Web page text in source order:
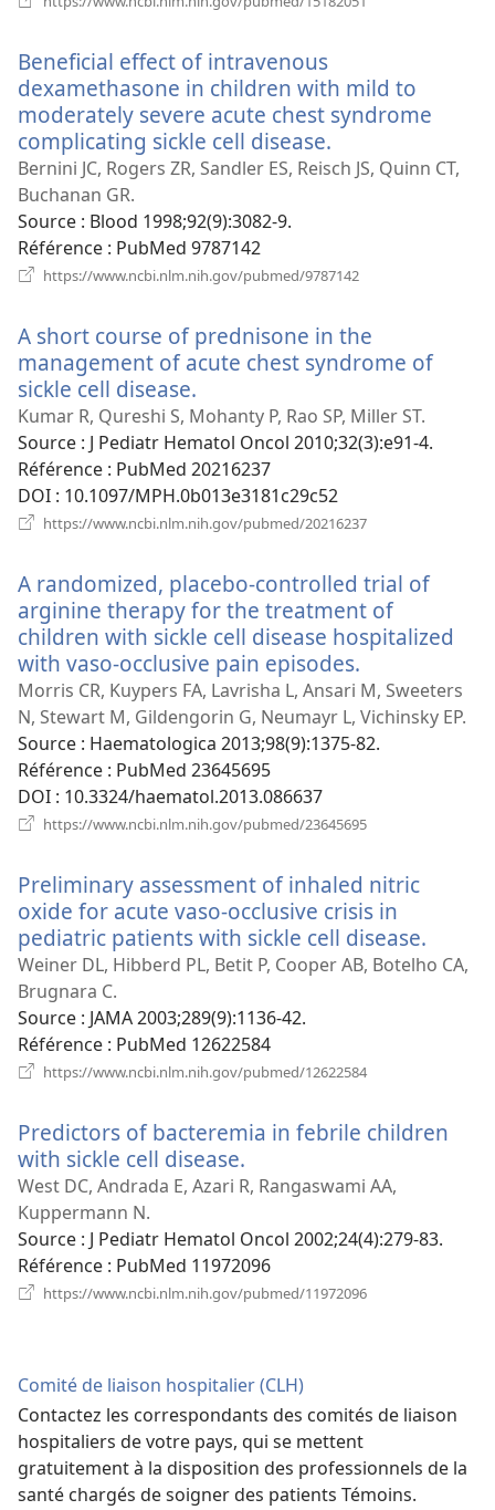
Beneficial effect of intravenous
dexamethasone in children with mild to
moderately severe acute chest syndrome
complicating sickle cell disease.
une
Bernini JC, Rogers ZR, Sandler ES, Reisch JS, Quinn CT,
Buchanan GR.
Source ‎: Blood 1998;92(9):3082-9.
Référence ‎: PubMed 9787142
https://www.ncbi.nlm.nih.gov/pubmed/9787142
fenêtre)
A short course of prednisone in the
management of acute chest syndrome of
sickle cell disease.
une
nouvelle
fenêtre)
Kumar R, Qureshi S, Mohanty P, Rao SP, Miller ST.
Source ‎: J Pediatr Hematol Oncol 2010;32(3):e91-4.
Référence ‎: PubMed 20216237
DOI ‎: 10.1097/MPH.0b013e3181c29c52
https://www.ncbi.nlm.nih.gov/pubmed/20216237
fenêtre)
A randomized, placebo-controlled trial of
arginine therapy for the treatment of
children with sickle cell disease hospitalized
with vaso-occlusive pain episodes.
une
nouvelle
fenêtre)
Morris CR, Kuypers FA, Lavrisha L, Ansari M, Sweeters
N, Stewart M, Gildengorin G, Neumayr L, Vichinsky EP.
Source ‎: Haematologica 2013;98(9):1375-82.
Référence ‎: PubMed 23645695
DOI ‎: 10.3324/haematol.2013.086637
https://www.ncbi.nlm.nih.gov/pubmed/23645695
fenêtre)
Preliminary assessment of inhaled nitric
oxide for acute vaso-occlusive crisis in
pediatric patients with sickle cell disease.
une
Weiner DL, Hibberd PL, Betit P, Cooper AB, Botelho CA,
Brugnara C.
Source ‎: JAMA 2003;289(9):1136-42.
Référence ‎: PubMed 12622584
https://www.ncbi.nlm.nih.gov/pubmed/12622584
fenêtre)
Predictors of bacteremia in febrile children
with sickle cell disease.
une
fenêtre)
West DC, Andrada E, Azari R, Rangaswami AA,
Kuppermann N.
Source ‎: J Pediatr Hematol Oncol 2002;24(4):279-83.
Référence ‎: PubMed 11972096
https://www.ncbi.nlm.nih.gov/pubmed/11972096
Comité de liaison hospitalier (CLH)
Contactez les correspondants des comités de liaison
hospitaliers de votre pays, qui se mettent
gratuitement à la disposition des professionnels de la
santé chargés de soigner des patients Témoins.